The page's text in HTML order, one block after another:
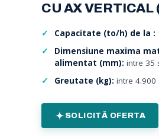
CU AX VERTICAL
Capacitate (to/h) de la :
Dimensiune maxima
alimentat (mm): intre 35
Greutate (kg): intre 4.900
SOLICITĂ OFERTA